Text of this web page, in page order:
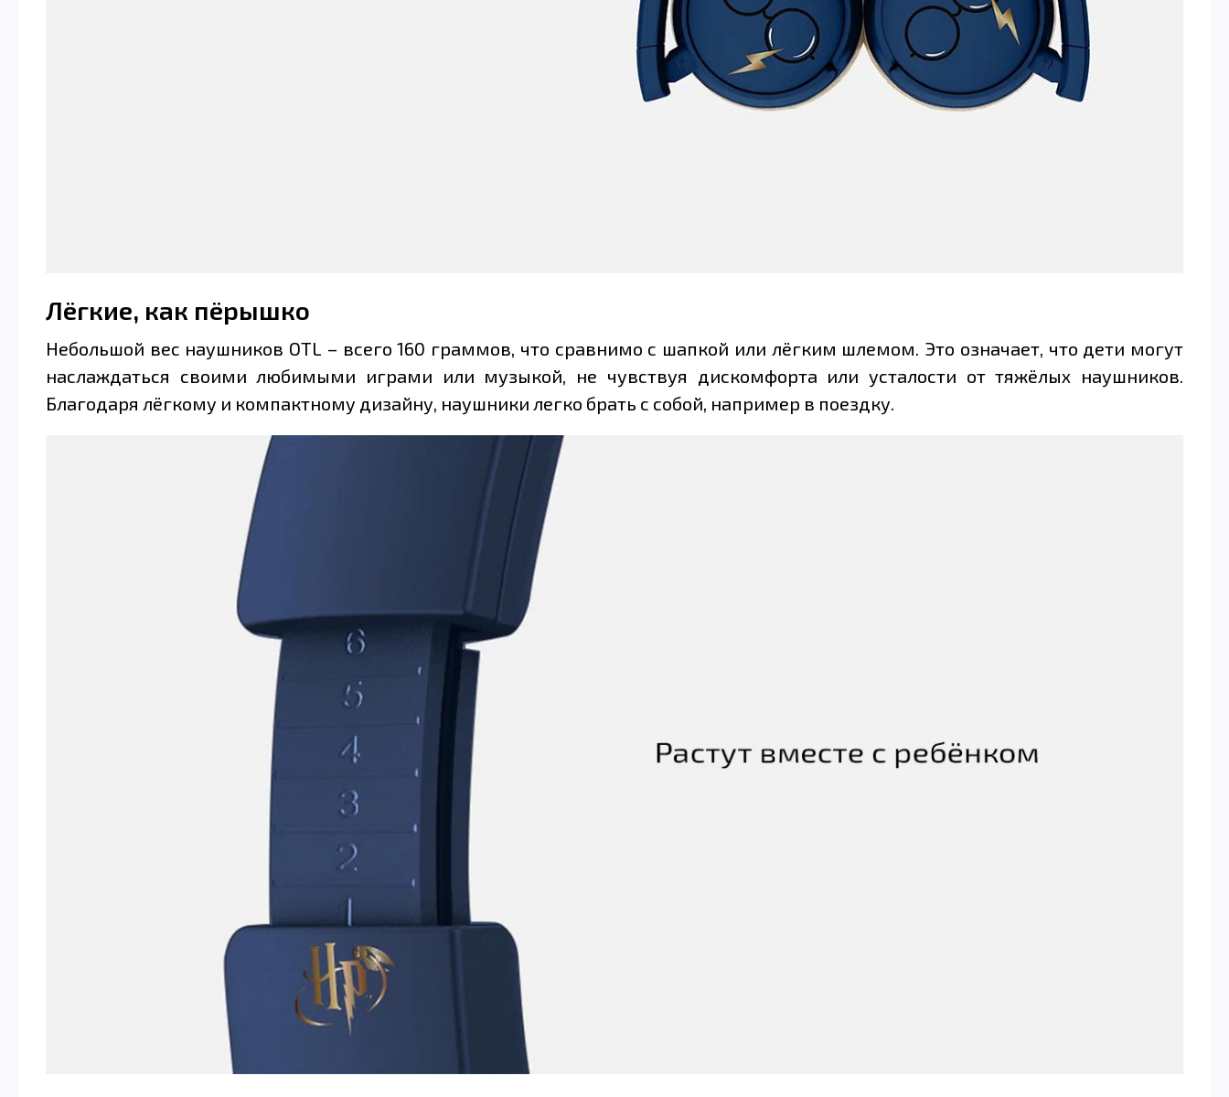
Лёгкие, как пёрышко
Небольшой вес наушников OTL – всего 160 граммов, что сравнимо с шапкой или лёгким шлемом. Это означает, что дети могут
наслаждаться своими любимыми играми или музыкой, не чувствуя дискомфорта или усталости от тяжёлых наушников.
Благодаря лёгкому и компактному дизайну, наушники легко брать с собой, например в поездку.